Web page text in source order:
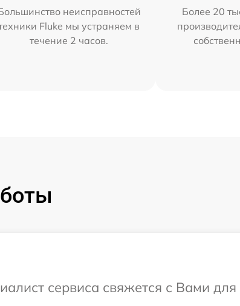
неисправностей
Fluke мы устраняем в
течение 2 часов.
Более 20
сервиса свяжется с Вами